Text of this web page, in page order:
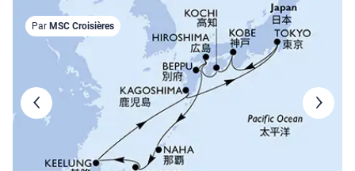
Par MSC Croisières